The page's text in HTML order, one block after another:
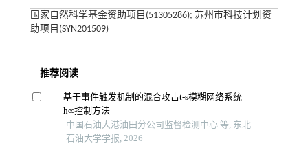
国家自然科学基金资助项目(51305286); 苏州市科技计划资
助项目(SYN201509)